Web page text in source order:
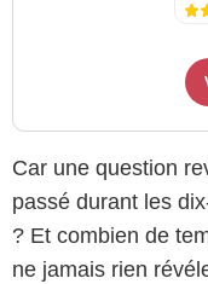
Car une question
passé durant les
? Et combien de
ne jamais rien